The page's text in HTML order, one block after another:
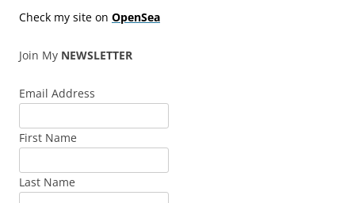
Check my site on OpenSea
Join My NEWSLETTER
Email Address
First Name
Last Name